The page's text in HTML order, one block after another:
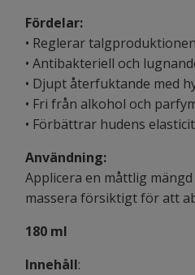
Fördelar:
• Reglerar
• Antibakteriell och
• Djupt återfuktande med
• Fri från alkohol och
• Förbättrar hudens
Användning:
Applicera en måttlig
massera försiktigt för att
180 ml
Innehåll: